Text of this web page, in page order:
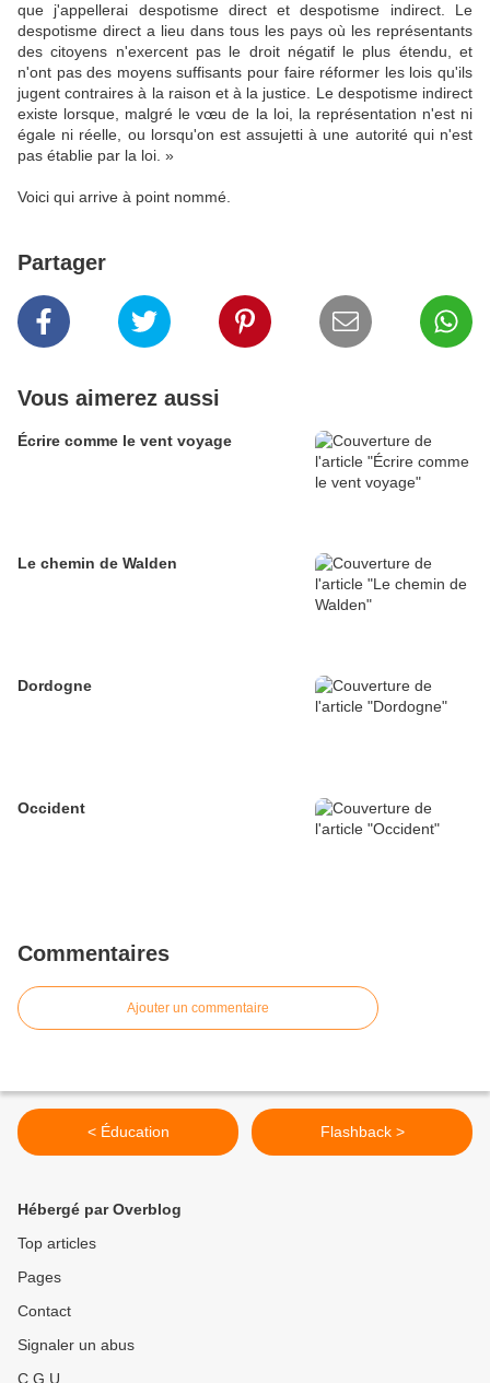
que j'appellerai despotisme direct et despotisme indirect. Le
despotisme direct a lieu dans tous les pays où les représentants
des citoyens n'exercent pas le droit négatif le plus étendu, et
n'ont pas des moyens suffisants pour faire réformer les lois qu'ils
jugent contraires à la raison et à la justice. Le despotisme indirect
existe lorsque, malgré le vœu de la loi, la représentation n'est ni
égale ni réelle, ou lorsqu'on est assujetti à une autorité qui n'est
pas établie par la loi. »
Voici qui arrive à point nommé.
Partager
Vous aimerez aussi
Écrire comme le vent voyage
Le chemin de Walden
Dordogne
Occident
Commentaires
Ajouter un commentaire
< Éducation Flashback >
Hébergé par Overblog
Top articles
Pages
Contact
Signaler un abus
C.G.U.